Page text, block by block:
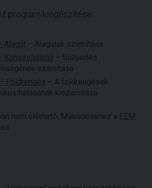
program kiegészítése:
Alagút – Alagutak számítása
Konszolidáció – Süllyedés
számítása
Földrengés – A földrengések
hatásának kiszámítása
nem elérhető. Működéséhez a FEM